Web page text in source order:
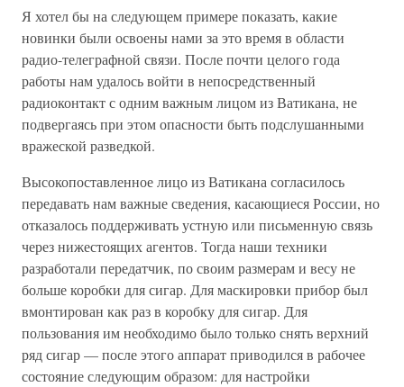
Я хотел бы на следующем примере показать, какие
новинки были освоены нами за это время в области
радио-телеграфной связи. После почти целого года
работы нам удалось войти в непосредственный
радиоконтакт с одним важным лицом из Ватикана, не
подвергаясь при этом опасности быть подслушанными
вражеской разведкой.
Высокопоставленное лицо из Ватикана согласилось
передавать нам важные сведения, касающиеся России, но
отказалось поддерживать устную или письменную связь
через нижестоящих агентов. Тогда наши техники
разработали передатчик, по своим размерам и весу не
больше коробки для сигар. Для маскировки прибор был
вмонтирован как раз в коробку для сигар. Для
пользования им необходимо было только снять верхний
ряд сигар — после этого аппарат приводился в рабочее
состояние следующим образом: для настройки